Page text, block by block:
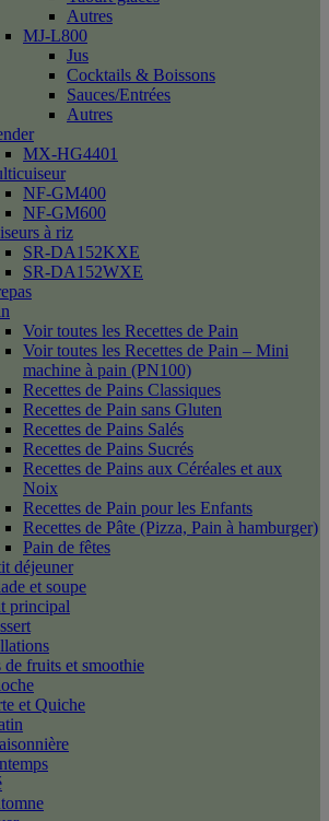
Autres
MJ-L800
Jus
Cocktails & Boissons
Sauces/Entrées
Autres
MX-HG4401
NF-GM400
NF-GM600
à riz
SR-DA152KXE
SR-DA152WXE
Voir toutes les Recettes de Pain
Voir toutes les Recettes de Pain – Mini
machine à pain (PN100)
Recettes de Pains Classiques
Recettes de Pain sans Gluten
Recettes de Pains Salés
Recettes de Pains Sucrés
Recettes de Pains aux Céréales et aux
Noix
Recettes de Pain pour les Enfants
Recettes de Pâte (Pizza, Pain à hamburger)
Pain de fêtes
déjeuner
et soupe
principal
de fruits et smoothie
et Quiche